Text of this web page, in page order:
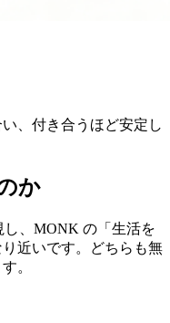
、付き合うほど安定し
か
し、MONK の「生活を
近いです。どちらも無
。